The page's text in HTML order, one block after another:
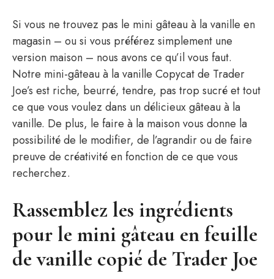
Si vous ne trouvez pas le mini gâteau à la vanille en
magasin – ou si vous préférez simplement une
version maison – nous avons ce qu’il vous faut.
Notre mini-gâteau à la vanille Copycat de Trader
Joe’s est riche, beurré, tendre, pas trop sucré et tout
ce que vous voulez dans un délicieux gâteau à la
vanille. De plus, le faire à la maison vous donne la
possibilité de le modifier, de l’agrandir ou de faire
preuve de créativité en fonction de ce que vous
recherchez.
Rassemblez les ingrédients
pour le mini gâteau en feuille
de vanille copié de Trader Joe